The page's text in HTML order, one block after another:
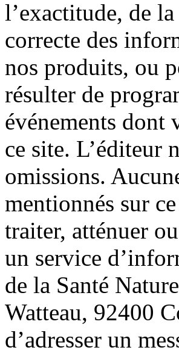
l’exactitude, de
correcte des
nos produits, ou
résulter de
événements dont
ce site. L’éditeur
omissions.
mentionnés sur
traiter, atténuer
un service
de la Santé
Watteau, 92400
d’adresser un